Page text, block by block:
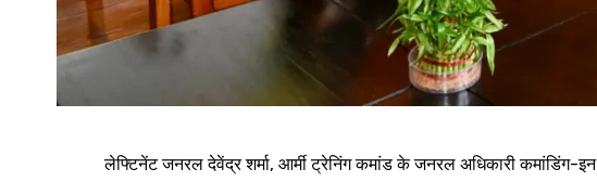
लेफ्टिनेंट जनरल देवेंद्र शर्मा, आर्मी ट्रेनिंग कमांड के जनरल अधिकारी